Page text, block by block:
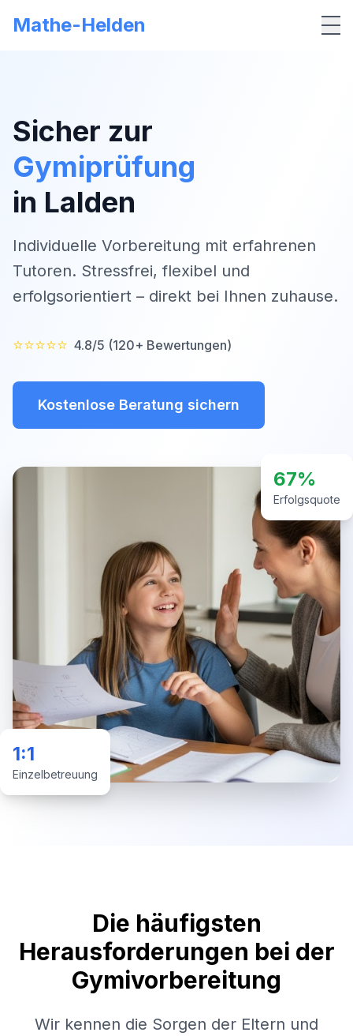
Mathe-Helden
Sicher zur
Gymiprüfung
in Lalden
Individuelle Vorbereitung mit erfahrenen
Tutoren. Stressfrei, flexibel und
erfolgsorientiert – direkt bei Ihnen zuhause.
⭐⭐⭐⭐⭐ 4.8/5 (120+ Bewertungen)
Kostenlose Beratung sichern
67%
Erfolgsquote
1:1
Einzelbetreuung
Die häufigsten
Herausforderungen bei der
Gymivorbereitung
Wir kennen die Sorgen der Eltern und